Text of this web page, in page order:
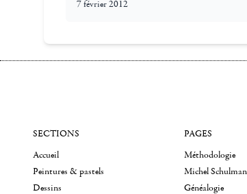
7 février 2012
SECTIONS
Accueil
Peintures & pastels
Dessins
PAGES
Méthodologie
Michel Schulman
Généalogie